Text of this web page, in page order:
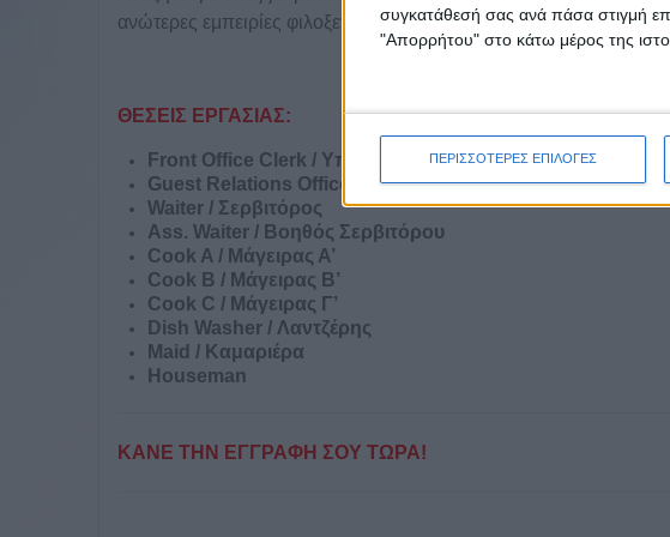
συγκατάθεσή σας ανά πάσα στιγμή
"Απορρήτου" στο κάτω μέρος της
ΠΕΡΙΣΣΟΤΕΡΕΣ ΕΠΙΛΟΓΕΣ
ανώτερες εμπειρίες φιλοξενίας στους επισκέπτες μας.
ΘΕΣΕΙΣ ΕΡΓΑΣΙΑΣ:
Front Office Clerk / Υπάλληλος Υποδοχής
Guest Relations Officer / Υπάλληλος Δημοσίων Σχέσεων
Waiter / Σερβιτόρος
Ass. Waiter / Βοηθός Σερβιτόρου
Cook A / Μάγειρας Α’
Cook B / Μάγειρας Β’
Cook C / Μάγειρας Γ’
Dish Washer / Λαντζέρης
Maid / Καμαριέρα
Houseman
ΚΑΝΕ ΤΗΝ ΕΓΓΡΑΦΗ ΣΟΥ ΤΩΡΑ!